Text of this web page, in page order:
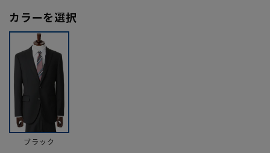
カラーを選択
ブラック